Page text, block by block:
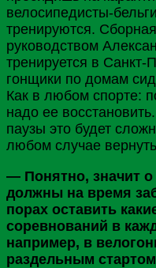
велосипедисты-
тренируются. Сборная
руководством
тренируется в Санкт-
гонщики по домам
Как в любом спорте:
надо ее
паузы это будет
любом случае
— Понятно, значит
должны на время
порах оставить
соревнований в
например, в
раздельным